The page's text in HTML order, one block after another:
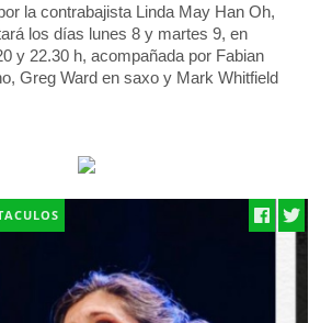
la contrabajista Linda May Han Oh,
los días lunes 8 y martes 9, en
y 22.30 h, acompañada por Fabian
Greg Ward en saxo y Mark Whitfield